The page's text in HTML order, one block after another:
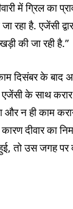
में ग्रिल का
रहा है. एजेंसी
की जा रही है.”
दिसंबर के बाद
के साथ करार
और न ही काम
दीवार का
तो उस जगह पर